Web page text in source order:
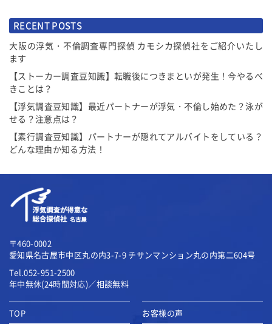
RECENT POSTS
大阪の浮気・不倫調査専門探偵 カモシカ探偵社をご紹介いたし
ます
【ストーカー調査豆知識】転職後につきまといが発生！今やるべ
きことは？
【浮気調査豆知識】最近パートナーが浮気・不倫し始めた？泳が
せる？注意点は？
【素行調査豆知識】パートナーが隠れてアルバイトをしている？
どんな理由か知る方法！
〒460-0002
愛知県名古屋市中区丸の内3-7-9 チサンマンション丸の内第二604号
Tel.052-951-2500
年中無休(24時間対応)／相談無料
TOP お客様の声